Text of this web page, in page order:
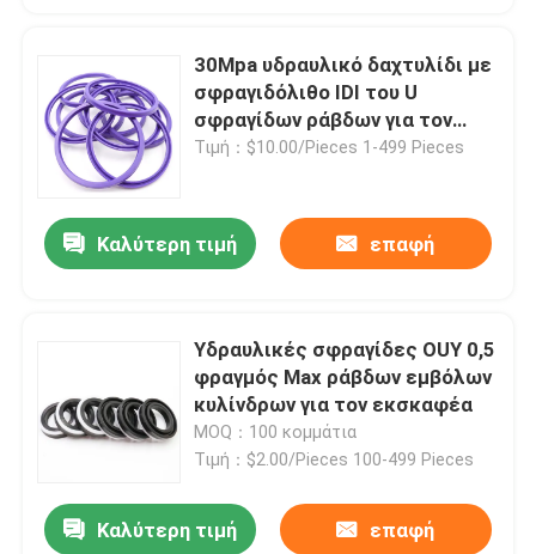
30Mpa υδραυλικό δαχτυλίδι με
σφραγιδόλιθο IDI του U
σφραγίδων ράβδων για τον
εκσκαφέα αντιολισθητικών
Τιμή：$10.00/Pieces 1-499 Pieces
Καλύτερη τιμή επαφή
Υδραυλικές σφραγίδες OUY 0,5
φραγμός Max ράβδων εμβόλων
κυλίνδρων για τον εκσκαφέα
MOQ：100 κομμάτια
Τιμή：$2.00/Pieces 100-499 Pieces
Καλύτερη τιμή επαφή